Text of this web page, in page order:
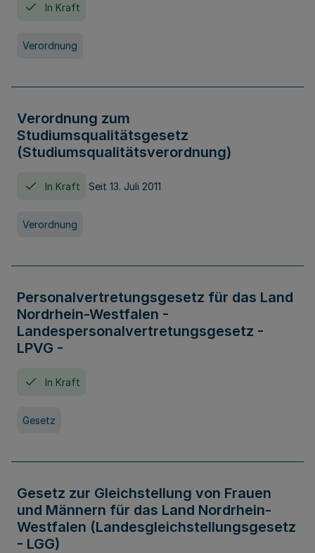
In Kraft
Verordnung
Verordnung zum
Studiumsqualitätsgesetz
(Studiumsqualitätsverordnung)
In Kraft Seit 13. Juli 2011
Verordnung
Personalvertretungsgesetz für das Land
Nordrhein-Westfalen -
Landespersonalvertretungsgesetz -
LPVG -
In Kraft
Gesetz
Gesetz zur Gleichstellung von Frauen
und Männern für das Land Nordrhein-
Westfalen (Landesgleichstellungsgesetz
- LGG)